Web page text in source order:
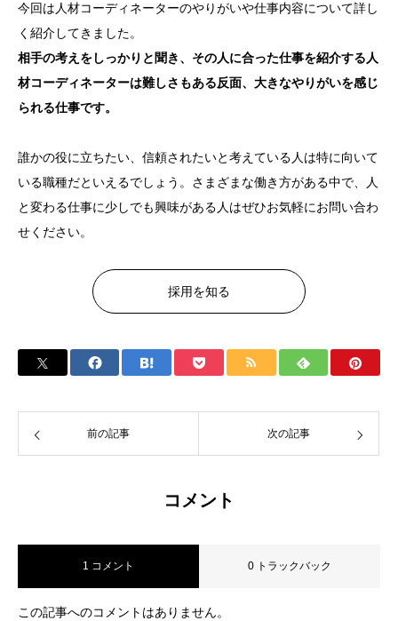
今回は人材コーディネーターのやりがいや仕事内容について詳し
く紹介してきました。
相手の考えをしっかりと聞き、その人に合った仕事を紹介する人
材コーディネーターは難しさもある反面、大きなやりがいを感じ
られる仕事です。
誰かの役に立ちたい、信頼されたいと考えている人は特に向いて
いる職種だといえるでしょう。さまざまな働き方がある中で、人
と変わる仕事に少しでも興味がある人はぜひお気軽にお問い合わ
せください。
採用を知る
前の記事 次の記事
コメント
1 コメント 0 トラックバック
この記事へのコメントはありません。